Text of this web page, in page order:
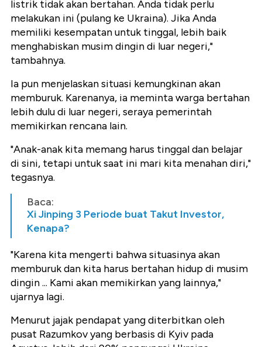
listrik tidak akan bertahan. Anda tidak perlu
melakukan ini (pulang ke Ukraina). Jika Anda
memiliki kesempatan untuk tinggal, lebih baik
menghabiskan musim dingin di luar negeri,"
tambahnya.
Ia pun menjelaskan situasi kemungkinan akan
memburuk. Karenanya, ia meminta warga bertahan
lebih dulu di luar negeri, seraya pemerintah
memikirkan rencana lain.
"Anak-anak kita memang harus tinggal dan belajar
di sini, tetapi untuk saat ini mari kita menahan diri,"
tegasnya.
Baca:
Xi Jinping 3 Periode buat Takut Investor,
Kenapa?
"Karena kita mengerti bahwa situasinya akan
memburuk dan kita harus bertahan hidup di musim
dingin ... Kami akan memikirkan yang lainnya,"
ujarnya lagi.
Menurut jajak pendapat yang diterbitkan oleh
pusat Razumkov yang berbasis di Kyiv pada